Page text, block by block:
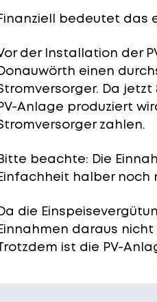
bedeutet das
der Installation der
einen
Da
Anlage produziert
zahlen.
beachte: Die
halber
die
daraus
ist die PV-